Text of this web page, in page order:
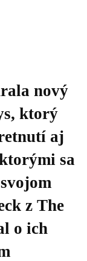
nový
ktorý
aj
sa
z The
o ich